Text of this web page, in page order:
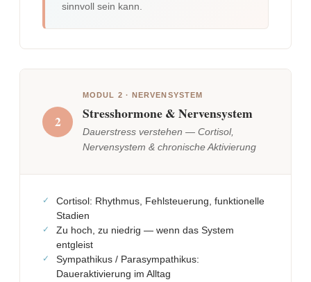
sinnvoll sein kann.
2
MODUL 2 · NERVENSYSTEM
Stresshormone & Nervensystem
Dauerstress verstehen — Cortisol,
Nervensystem & chronische Aktivierung
Cortisol: Rhythmus, Fehlsteuerung, funktionelle
Stadien
Zu hoch, zu niedrig — wenn das System
entgleist
Sympathikus / Parasympathikus:
Daueraktivierung im Alltag